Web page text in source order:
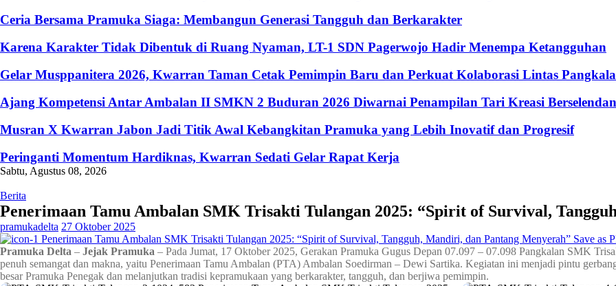
Ceria Bersama Pramuka Siaga: Membangun Generasi Tangguh dan Berkarakter
Karena Karakter Tidak Dibentuk di Ruang Nyaman, LT-1 SDN Pagerwojo Hadir Menempa Ketangguhan
Gelar Musppanitera 2026, Kwarran Taman Cetak Pemimpin Baru dan Perkuat Kolaborasi Lintas
Ajang Kompetensi Antar Ambalan II SMKN 2 Buduran 2026 Diwarnai Penampilan Tari Kreasi
Musran X Kwarran Jabon Jadi Titik Awal Kebangkitan Pramuka yang Lebih Inovatif dan Progresif
Peringanti Momentum Hardiknas, Kwarran Sedati Gelar Rapat Kerja
Sabtu, Agustus 08, 2026
Berita
Penerimaan Tamu Ambalan SMK Trisakti Tulangan 2025: “Spirit of Survival,
pramukadelta 27 Oktober 2025
Save as
Pramuka Delta – Jejak Pramuka – Pada Jumat, 17 Oktober 2025, Gerakan Pramuka Gugus Depan 07.097 – 07.098 Pangkalan SMK
penuh semangat dan makna, yaitu Penerimaan Tamu Ambalan (PTA) Ambalan Soedirman – Dewi Sartika. Kegiatan ini menjadi pintu
besar Pramuka Penegak dan melanjutkan tradisi kepramukaan yang berkarakter, tangguh, dan berjiwa pemimpin.